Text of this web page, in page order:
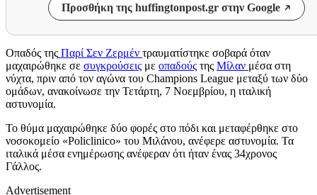
Προσθήκη της huffingtonpost.gr στην Google
Οπαδός της Παρί Σεν Ζερμέν τραυματίστηκε σοβαρά όταν
μαχαιρώθηκε σε συγκρούσεις με οπαδούς της Μίλαν μέσα στη
νύχτα, πριν από τον αγώνα του Champions League μεταξύ των δύο
ομάδων, ανακοίνωσε την Τετάρτη, 7 Νοεμβρίου, η ιταλική
αστυνομία.
Το θύμα μαχαιρώθηκε δύο φορές στο πόδι και μεταφέρθηκε στο
νοσοκομείο «Policlinico» του Μιλάνου, ανέφερε αστυνομία. Τα
ιταλικά μέσα ενημέρωσης ανέφεραν ότι ήταν ένας 34χρονος
Γάλλος.
Advertisement